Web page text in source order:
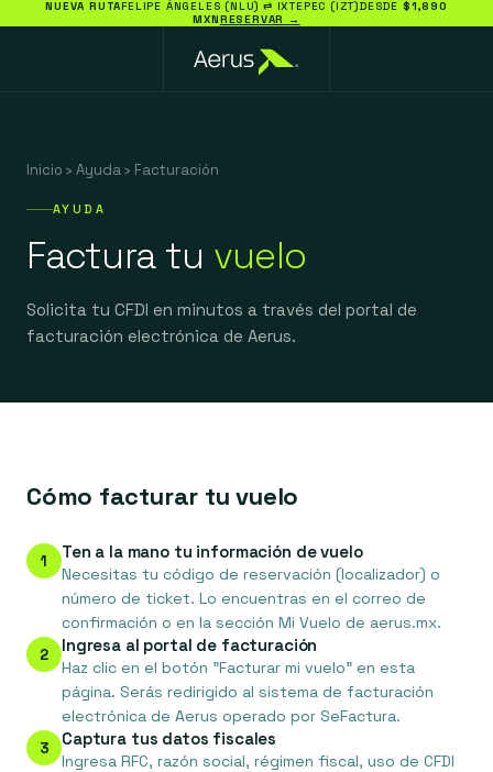
NUEVA RUTAFELIPE ÁNGELES (NLU) ⇄ IXTEPEC (IZT)DESDE $1,890
MXNRESERVAR →
Inicio › Ayuda› Facturación
AYUDA
Factura tu vuelo
Solicita tu CFDI en minutos a través del portal de
facturación electrónica de Aerus.
Cómo facturar tu vuelo
1 Ten a la mano tu información de vuelo
Necesitas tu código de reservación (localizador) o
número de ticket. Lo encuentras en el correo de
confirmación o en la sección Mi Vuelo de aerus.mx.
2 Ingresa al portal de facturación
Haz clic en el botón "Facturar mi vuelo" en esta
página. Serás redirigido al sistema de facturación
electrónica de Aerus operado por SeFactura.
3 Captura tus datos fiscales
Ingresa RFC, razón social, régimen fiscal, uso de CFDI